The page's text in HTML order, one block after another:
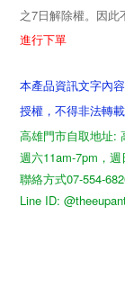
之7 日解除權。因此
進行下單
本產品資訊文字內
授權，不得非法轉
高雄門市自取地址:
週六11am-7pm，
聯絡方式07-554-
Line ID: